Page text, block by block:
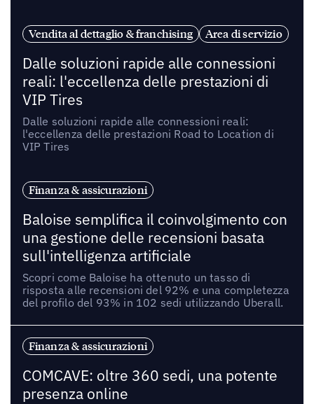
Vendita al dettaglio & franchising Area di servizio
Dalle soluzioni rapide alle connessioni
reali: l'eccellenza delle prestazioni di
VIP Tires
Dalle soluzioni rapide alle connessioni reali:
l'eccellenza delle prestazioni Road to Location di
VIP Tires
Finanza & assicurazioni
Baloise semplifica il coinvolgimento con
una gestione delle recensioni basata
sull'intelligenza artificiale
Scopri come Baloise ha ottenuto un tasso di
risposta alle recensioni del 92% e una completezza
del profilo del 93% in 102 sedi utilizzando Uberall.
Finanza & assicurazioni
COMCAVE: oltre 360 sedi, una potente
presenza online